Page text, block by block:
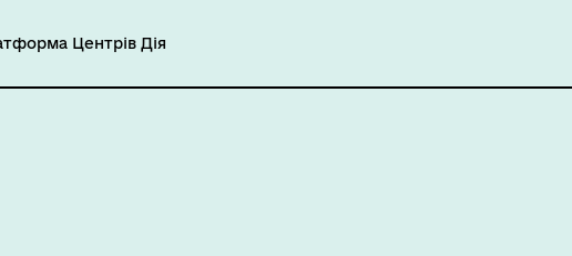
Центрів Дія